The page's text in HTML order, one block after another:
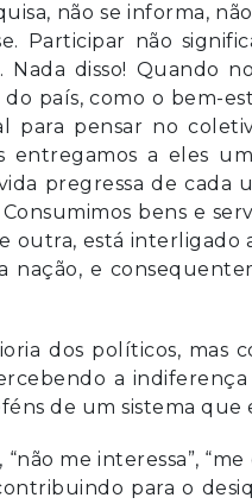
não se informa,
Participar não
disso! Quando
país, como o bem-
para pensar no
entregamos a eles
pregressa de cada
bens e
está interligado
nação, e
dos políticos, mas
a
de um sistema que
me interessa”,
para o